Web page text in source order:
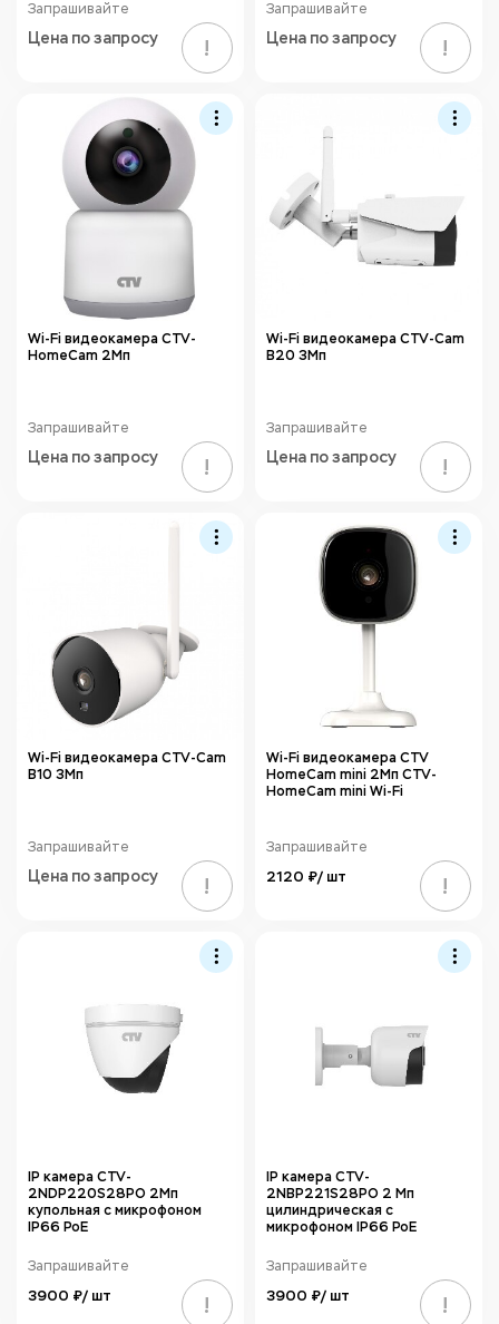
Запрашивайте
Цена по запросу !
Запрашивайте
Цена по запросу !
Wi-Fi видеокамера CTV-
HomeCam 2Мп
Запрашивайте
Цена по запросу !
Wi-Fi видеокамера CTV-Cam
B20 3Мп
Запрашивайте
Цена по запросу !
Wi-Fi видеокамера CTV-Cam
B10 3Мп
Запрашивайте
Цена по запросу !
Wi-Fi видеокамера CTV
HomeCam mini 2Мп CTV-
HomeCam mini Wi-Fi
Запрашивайте
2120 ₽/ шт !
IP камера CTV-
2NDP220S28PO 2Мп
купольная с микрофоном
IP66 PoE
Запрашивайте
3900 ₽/ шт !
IP камера CTV-
2NBP221S28PO 2 Мп
цилиндрическая с
микрофоном IP66 PoE
Запрашивайте
3900 ₽/ шт !